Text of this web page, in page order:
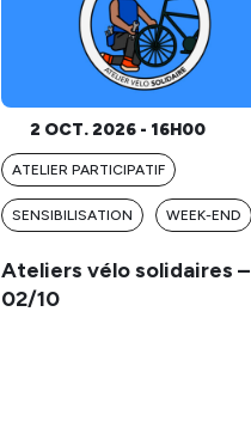
2 OCT. 2026 - 16H00
ATELIER PARTICIPATIF
SENSIBILISATION WEEK-END
Ateliers vélo solidaires –
02/10